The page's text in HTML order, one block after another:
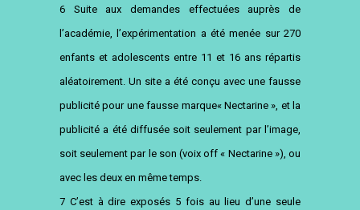
6 Suite aux demandes effectuées auprès de
l’académie, l’expérimentation a été menée sur 270
enfants et adolescents entre 11 et 16 ans répartis
aléatoirement. Un site a été conçu avec une fausse
publicité pour une fausse marque« Nectarine », et la
publicité a été diffusée soit seulement par l’image,
soit seulement par le son (voix off « Nectarine »), ou
avec les deux en même temps.
7 C’est à dire exposés 5 fois au lieu d’une seule